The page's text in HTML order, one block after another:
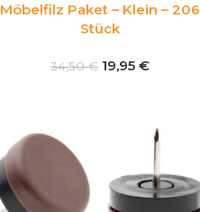
Möbelfilz Paket – Klein – 206
Stück
34,50€ 19,95€